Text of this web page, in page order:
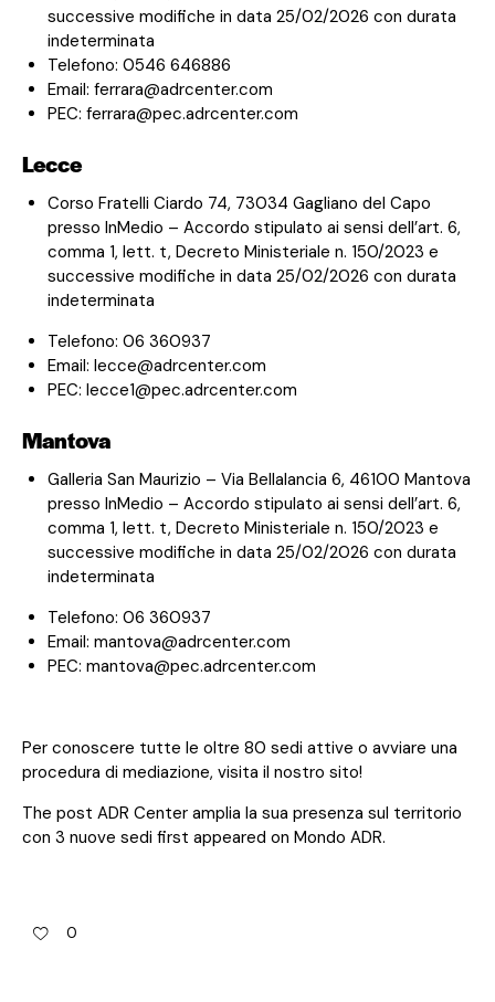
successive modifiche in data 25/02/2026 con durata
indeterminata
Telefono: 0546 646886
Email: ferrara@adrcenter.com
PEC: ferrara@pec.adrcenter.com
Lecce
Corso Fratelli Ciardo 74, 73034 Gagliano del Capo
presso InMedio – Accordo stipulato ai sensi dell’art. 6,
comma 1, lett. t, Decreto Ministeriale n. 150/2023 e
successive modifiche in data 25/02/2026 con durata
indeterminata
Telefono: 06 360937
Email: lecce@adrcenter.com
PEC: lecce1@pec.adrcenter.com
Mantova
Galleria San Maurizio – Via Bellalancia 6, 46100 Mantova
presso InMedio – Accordo stipulato ai sensi dell’art. 6,
comma 1, lett. t, Decreto Ministeriale n. 150/2023 e
successive modifiche in data 25/02/2026 con durata
indeterminata
Telefono: 06 360937
Email: mantova@adrcenter.com
PEC: mantova@pec.adrcenter.com
Per conoscere tutte le oltre 80 sedi attive o avviare una
procedura di mediazione, visita il nostro sito!
The post ADR Center amplia la sua presenza sul territorio
con 3 nuove sedi first appeared on Mondo ADR.
0